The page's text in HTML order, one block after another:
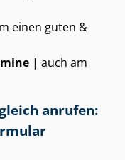
einen guten &
| auch am
anrufen: